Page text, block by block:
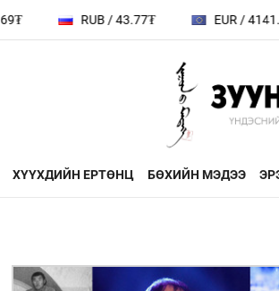
RUB / 43.77₮ EUR / 4141.04₮
ХҮҮХДИЙН ЕРТӨНЦ БӨХИЙН МЭДЭЭ
Сайд ярьж байна